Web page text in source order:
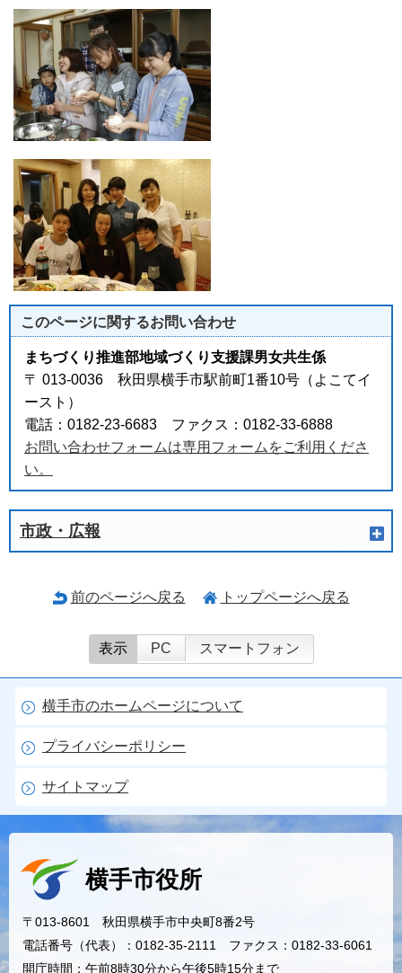
このページに関するお問い合わせ
まちづくり推進部地域づくり支援課男女共生係
〒 013-0036 秋田県横手市駅前町1番10号（よこてイ
ースト）
電話：0182-23-6683 ファクス：0182-33-6888
お問い合わせフォームは専用フォームをご利用くださ
い。
市政・広報
前のページへ戻る トップページへ戻る
表示 PC スマートフォン
横手市のホームページについて
プライバシーポリシー
サイトマップ
横手市役所
〒013-8601 秋田県横手市中央町8番2号
電話番号（代表）：0182-35-2111 ファクス：0182-33-6061
開庁時間：午前8時30分から午後5時15分まで